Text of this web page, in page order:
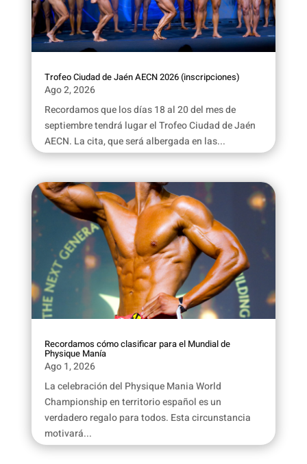
Trofeo Ciudad de Jaén AECN 2026 (inscripciones)
Ago 2, 2026
Recordamos que los días 18 al 20 del mes de
septiembre tendrá lugar el Trofeo Ciudad de Jaén
AECN. La cita, que será albergada en las...
Recordamos cómo clasificar para el Mundial de
Physique Manía
Ago 1, 2026
La celebración del Physique Mania World
Championship en territorio español es un
verdadero regalo para todos. Esta circunstancia
motivará...